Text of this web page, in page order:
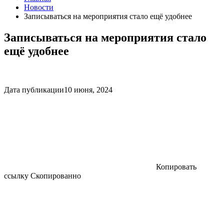
Новости
Записываться на мероприятия стало ещё удобнее
Записываться на мероприятия стало
ещё удобнее
Дата публикации10 июня, 2024
Копировать
ссылку Скопированно